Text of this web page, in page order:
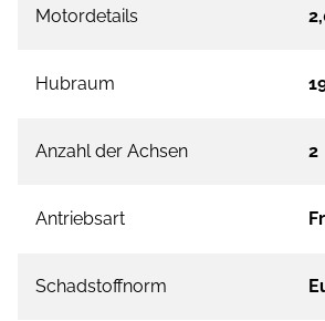
Motordetails
Hubraum
Anzahl der Achsen 2
Antriebsart
Schadstoffnorm